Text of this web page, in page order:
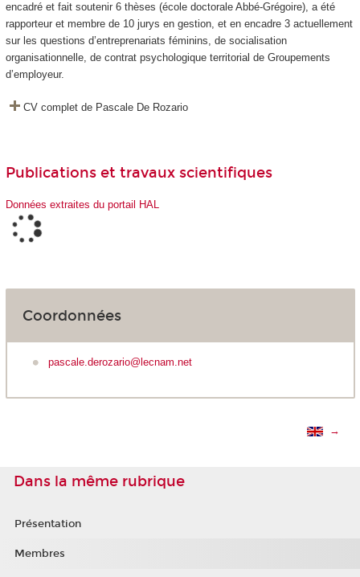
encadré et fait soutenir 6 thèses (école doctorale Abbé-Grégoire), a été
rapporteur et membre de 10 jurys en gestion, et en encadre 3 actuellement
sur les questions d’entreprenariats féminins, de socialisation
organisationnelle, de contrat psychologique territorial de Groupements
d’employeur.
CV complet de Pascale De Rozario
Publications et travaux scientifiques
Données extraites du portail HAL
Coordonnées
pascale.derozario@lecnam.net
→
Dans la même rubrique
Présentation
Membres